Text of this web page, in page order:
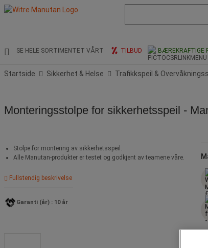
og
søkehistorikk
SE HELE SORTIMENTET VÅRT TILBUD BÆREKRAFTIGE
Startside Sikkerhet & Helse Trafikkspeil &
Monteringsstolpe for sikkerhetsspeil -
Stolpe for montering av sikkerhetsspeil.
Alle Manutan-produkter er testet og godkjent av teamene våre.
Fullstendig beskrivelse
Garanti (år) : 10 år